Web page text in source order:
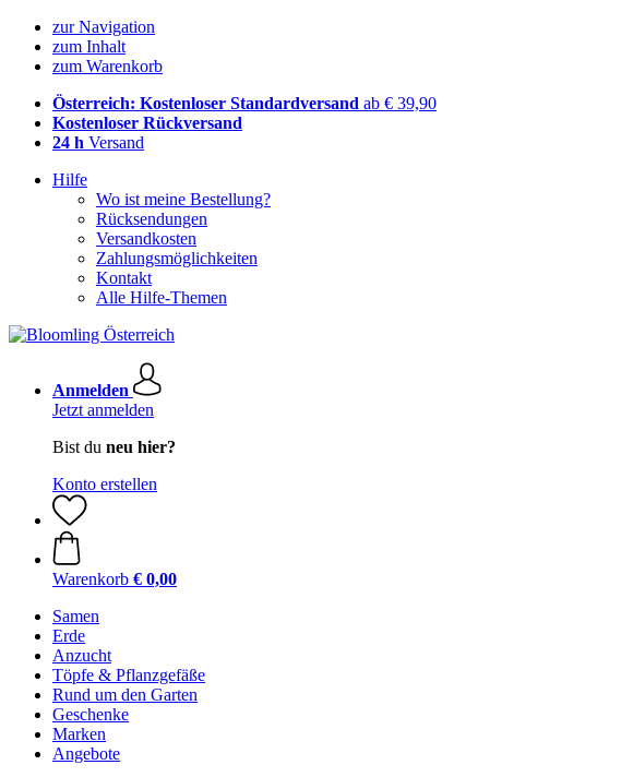
zur Navigation
zum Inhalt
zum Warenkorb
Österreich: Kostenloser Standardversand ab € 39,90
Kostenloser Rückversand
24 h Versand
Hilfe
Wo ist meine Bestellung?
Rücksendungen
Versandkosten
Zahlungsmöglichkeiten
Kontakt
Alle Hilfe-Themen
Anmelden
Jetzt anmelden
Bist du neu hier?
Konto erstellen
Warenkorb € 0,00
Samen
Erde
Anzucht
Töpfe & Pflanzgefäße
Rund um den Garten
Geschenke
Marken
Angebote